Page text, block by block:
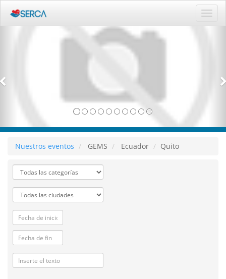
Nuestros eventos GEMS Ecuador Quito